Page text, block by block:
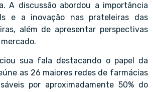
A discussão abordou a importância
e a inovação nas prateleiras das
além de apresentar perspectivas
sua fala destacando o papel da
as 26 maiores redes de farmácias
por aproximadamente 50% do